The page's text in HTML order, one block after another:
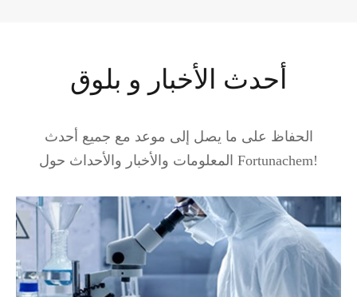
أحدث الأخبار و بلوق
الحفاظ على ما يصل إلى موعد مع جميع أحدث
المعلومات والأخبار والأحداث حول Fortunachem!